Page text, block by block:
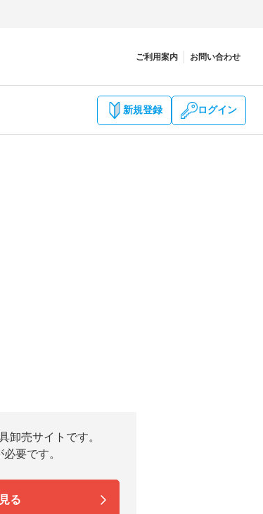
ご利用案内 お問い合わせ
新規登録 ログイン
卸売サイトです。
必要です。
る